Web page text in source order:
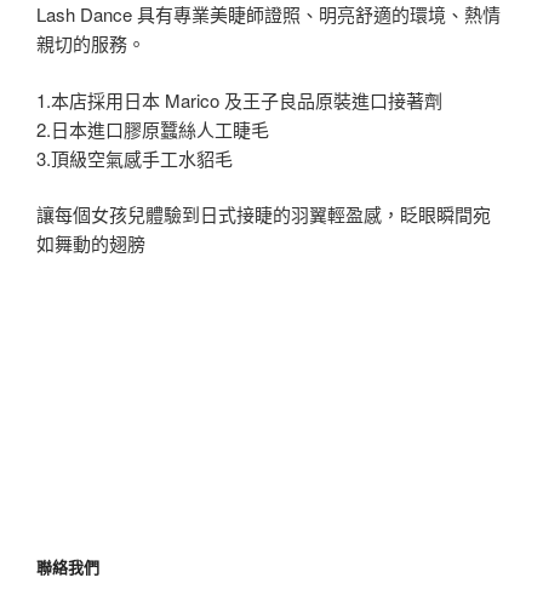
Lash Dance 具有專業美睫師證照、明亮舒適的環境、熱情
親切的服務。
1.本店採用日本 Marico 及王子良品原裝進口接著劑
2.日本進口膠原蠶絲人工睫毛
3.頂級空氣感手工水貂毛
讓每個女孩兒體驗到日式接睫的羽翼輕盈感，眨眼瞬間宛
如舞動的翅膀
聯絡我們